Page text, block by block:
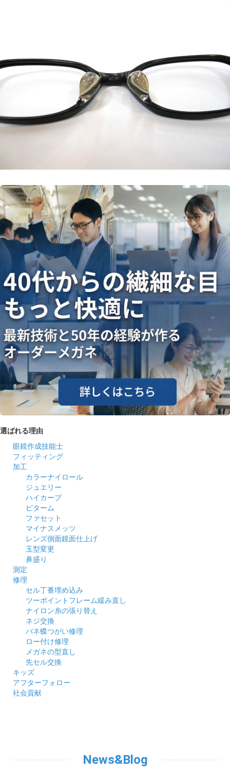
選ばれる理由
眼鏡作成技能士
フィッティング
加工
カラーナイロール
ジュエリー
ハイカーブ
ピターム
ファセット
マイナスメッツ
レンズ側面鏡面仕上げ
玉型変更
鼻盛り
測定
修理
セル丁番埋め込み
ツーポイントフレーム緩み直し
ナイロン糸の張り替え
ネジ交換
バネ蝶つがい修理
ロー付け修理
メガネの型直し
先セル交換
キッズ
アフターフォロー
社会貢献
News&Blog